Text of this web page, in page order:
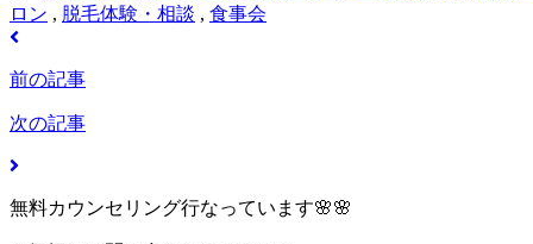
ロン , 脱毛体験・相談 , 食事会
前の記事
次の記事
無料カウンセリング行なっています🌸🌸